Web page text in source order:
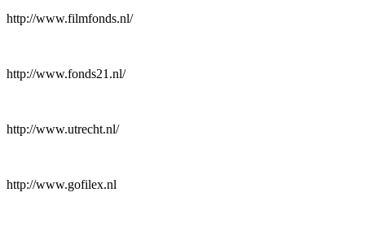
http://www.filmfonds.nl/
http://www.fonds21.nl/
http://www.utrecht.nl/
http://www.gofilex.nl